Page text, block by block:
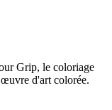
Grip, le coloriage
d'art colorée.